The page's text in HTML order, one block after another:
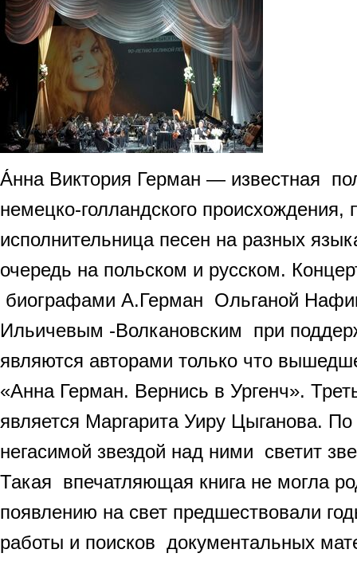
А́нна Виктория Герман — известная
немецко-голландского происхождения,
исполнительница песен на разных
очередь на польском и русском.
биографами А.Герман Ольганой
Ильичевым -Волкановским при
являются авторами только что
«Анна Герман. Вернись в Ургенч».
является Маргарита Уиру Цыганова.
негасимой звездой над ними светит
Такая впечатляющая книга не могла
появлению на свет предшествовали
работы и поисков документальных